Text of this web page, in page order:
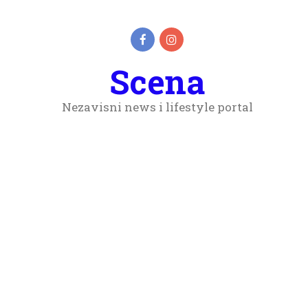
Scena
Nezavisni news i lifestyle portal